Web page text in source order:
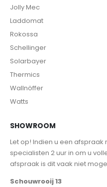
Jolly Mec
Laddomat
Rokossa
Schellinger
Solarbayer
Thermics
Wallnöffer
Watts
SHOWROOM
Let op! Indien u een
specialisten 2 uur in om u
afspraak is dit vaak niet
Schouwrooij 13